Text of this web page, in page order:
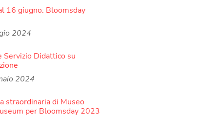
16 giugno: Bloomsday
2024
Servizio Didattico su
2024
straordinaria di Museo
per Bloomsday 2023